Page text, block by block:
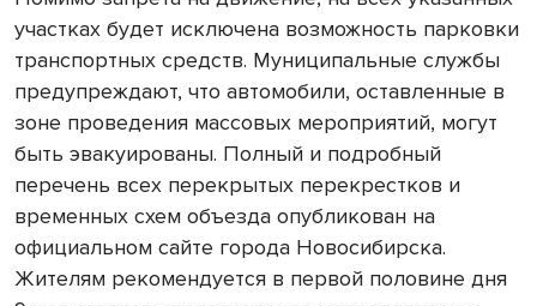
участках будет исключена возможность парковки
транспортных средств. Муниципальные службы
предупреждают, что автомобили, оставленные в
зоне проведения массовых мероприятий, могут
быть эвакуированы. Полный и подробный
перечень всех перекрытых перекрестков и
временных схем объезда опубликован на
официальном сайте города Новосибирска.
Жителям рекомендуется в первой половине дня